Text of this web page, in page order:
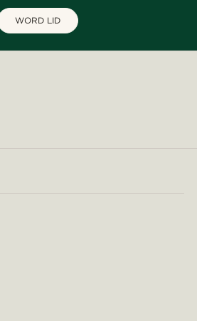
WORD LID